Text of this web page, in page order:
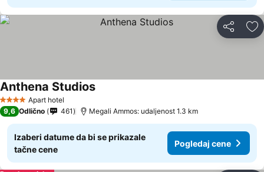
Deli
4 ZvezdiceApart hotel
Anthena Studios
9,6 Odlično 461 Megali Ammos: udaljenost 1.3 km
Izaberi datume da bi se prikazale
tačne cene
Pogledaj cene